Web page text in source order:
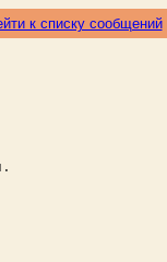
к списку сообщений|